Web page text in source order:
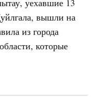
вышли на
из города
которые